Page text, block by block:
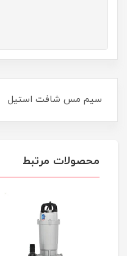
سیم مس شافت استیل
محصولات مرتبط